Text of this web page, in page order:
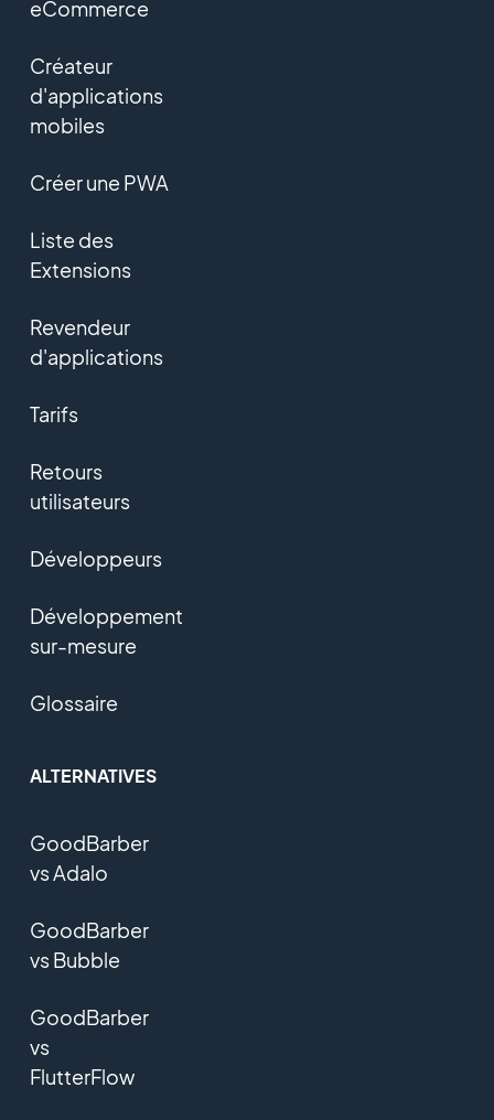
eCommerce
Créateur
d'applications
mobiles
Créer une PWA
Liste des
Extensions
Revendeur
d'applications
Tarifs
Retours
utilisateurs
Développeurs
Développement
sur-mesure
Glossaire
ALTERNATIVES
GoodBarber
vs Adalo
GoodBarber
vs Bubble
GoodBarber
vs
FlutterFlow